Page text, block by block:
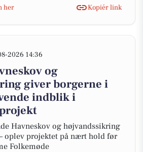
her
Kopiér link
2026 14:36
og
giver borgerne i
indblik i
Havneskov og højvandssikring
oplev projektet på nært hold før
Folkemøde